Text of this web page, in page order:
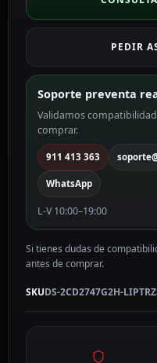
PRO
4
color
negro
MP,
2.8
mm
Motorizada,
PoE
2CD2747G2H-
LIPTRZS2U/SL(2812)BLK
cantidad
PEDIR
Soporte preventa
Validamos
comprar.
911 413 363
WhatsApp
L-V 10:00–19:00
Si tienes dudas de
antes de comprar.
SKUDS-2CD2747G2H-